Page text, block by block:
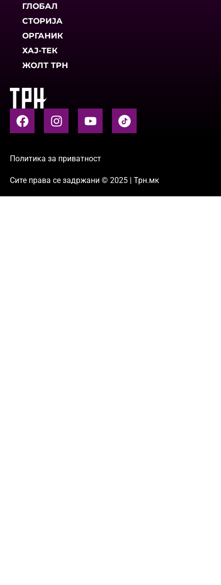
ГЛОБАЛ
СТОРИЈА
ОРГАНИК
ХАЈ-ТЕК
ЖОЛТ ТРН
Политика за приватност
Сите права се задржани © 2025 | Трн.мк